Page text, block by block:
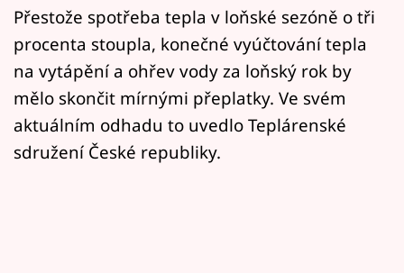
Mámy sobě
Přihlášení
Sledujte nás
Přestože spotřeba tepla v loňské sezóně o tři
procenta stoupla, konečné vyúčtování tepla
na vytápění a ohřev vody za loňský rok by
mělo skončit mírnými přeplatky. Ve svém
aktuálním odhadu to uvedlo Teplárenské
sdružení České republiky.